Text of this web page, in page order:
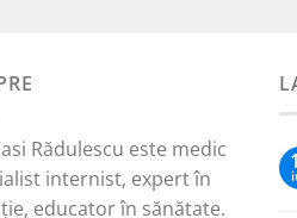
Rădulescu este medic
internist, expert în
educator în sănătate.